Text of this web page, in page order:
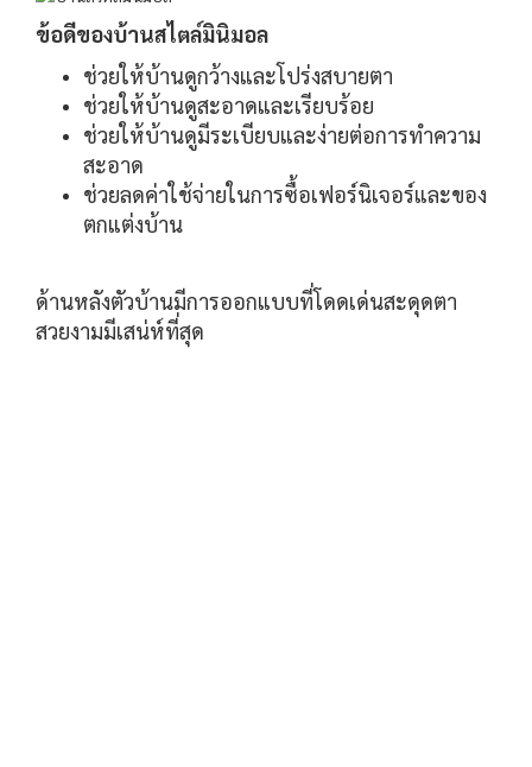
ข้อดีของบ้านสไตล์มินิมอล
ช่วยให้บ้านดูกว้างและโปร่งสบายตา
ช่วยให้บ้านดูสะอาดและเรียบร้อย
ช่วยให้บ้านดูมีระเบียบและง่ายต่อการทำความ
สะอาด
ช่วยลดค่าใช้จ่ายในการซื้อเฟอร์นิเจอร์และของ
ตกแต่งบ้าน
ด้านหลังตัวบ้านมีการออกแบบที่โดดเด่นสะดุดตา
สวยงามมีเสน่ห์ที่สุด